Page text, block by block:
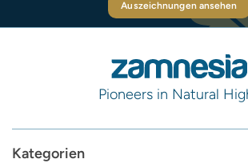
Auszeichnungen ansehen
Pioneers in Natural
Kategorien